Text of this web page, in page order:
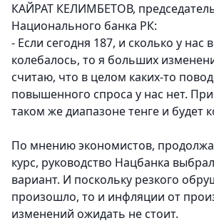
КАЙРАТ КЕЛИМБЕТОВ,
Национального банка РК:
- Если сегодня 187, и сколько у нас
колебалось, то я больших
считаю, что в целом каких-то
повышенного спроса у нас нет.
таком же диапазоне тенге и будет
По мнению экономистов,
курс, руководство Нацбанка
вариант. И поскольку резкого
произошло, то и инфляции от
изменений ожидать не стоит.